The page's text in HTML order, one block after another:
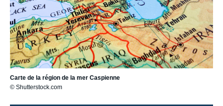
Carte de la région de la mer Caspienne
© Shutterstock.com